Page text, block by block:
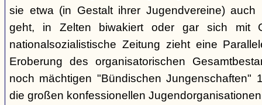
sie etwa (in Gestalt ihrer Jugendvereine) auch
geht, in Zelten biwakiert oder gar sich mit
nationalsozialistische Zeitung zieht eine
Eroberung des organisatorischen
noch mächtigen "Bündischen Jungenschaften"
die großen konfessionellen